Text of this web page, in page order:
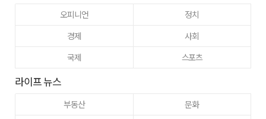
오피니언
정치
경제
사회
국제
스포츠
라이프 뉴스
부동산
문화